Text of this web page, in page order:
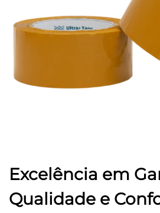
Excelência em
Qualidade e